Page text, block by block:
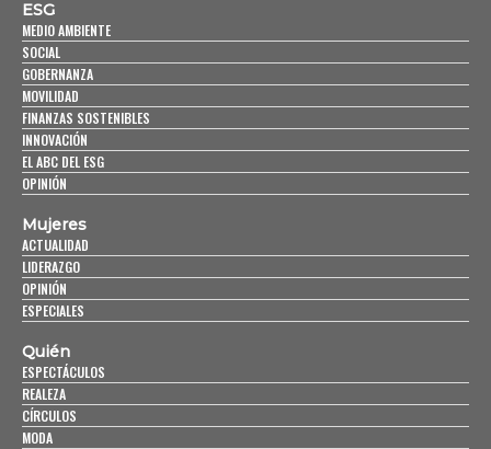
ESG
MEDIO AMBIENTE
SOCIAL
GOBERNANZA
MOVILIDAD
FINANZAS SOSTENIBLES
INNOVACIÓN
EL ABC DEL ESG
OPINIÓN
Mujeres
ACTUALIDAD
LIDERAZGO
OPINIÓN
ESPECIALES
Quién
ESPECTÁCULOS
REALEZA
CÍRCULOS
MODA